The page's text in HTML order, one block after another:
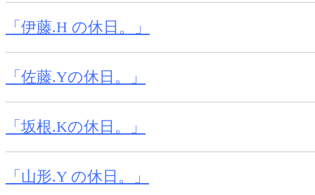
「伊藤.H の休日。」
「佐藤.Yの休日。」
「坂根.Kの休日。」
「山形.Y の休日。」